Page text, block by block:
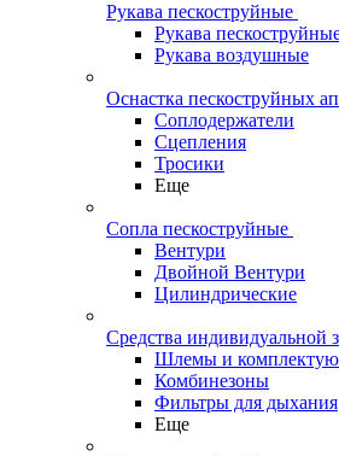
Рукава пескоструйные
Рукава
Рукава воздушные
Оснастка пескоструйных
Соплодержатели
Сцепления
Тросики
Еще
Сопла пескоструйные
Вентури
Двойной Вентури
Цилиндрические
Средства индивидуальной
Шлемы и
Комбинезоны
Фильтры для дыхания
Еще